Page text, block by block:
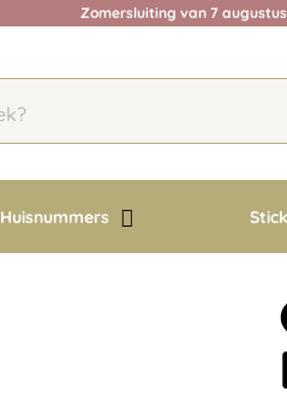
Zomersluiting van 7
Huisnummers